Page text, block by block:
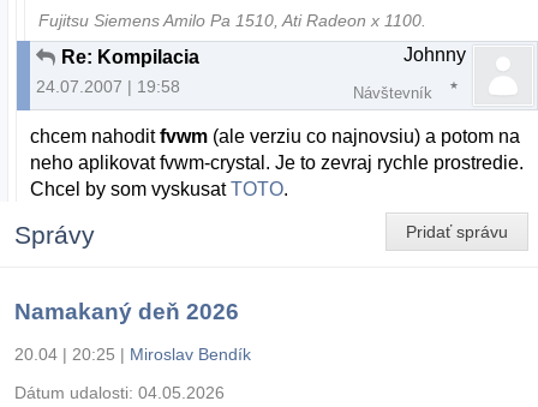
Fujitsu Siemens Amilo Pa 1510, Ati Radeon x 1100.
Re: Kompilacia
24.07.2007 | 19:58
Johnny
Návštevník
chcem nahoditfvwm (ale verziu co najnovsiu) a potom na
neho aplikovat fvwm-crystal. Je to zevraj rychle prostredie.
Chcel by som vyskusatTOTO.
Pridať správu
Správy
Namakaný deň 2026
20.04 | 20:25 | Miroslav Bendík
Dátum udalosti: 04.05.2026